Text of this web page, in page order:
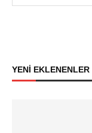
YENİ EKLENENLER